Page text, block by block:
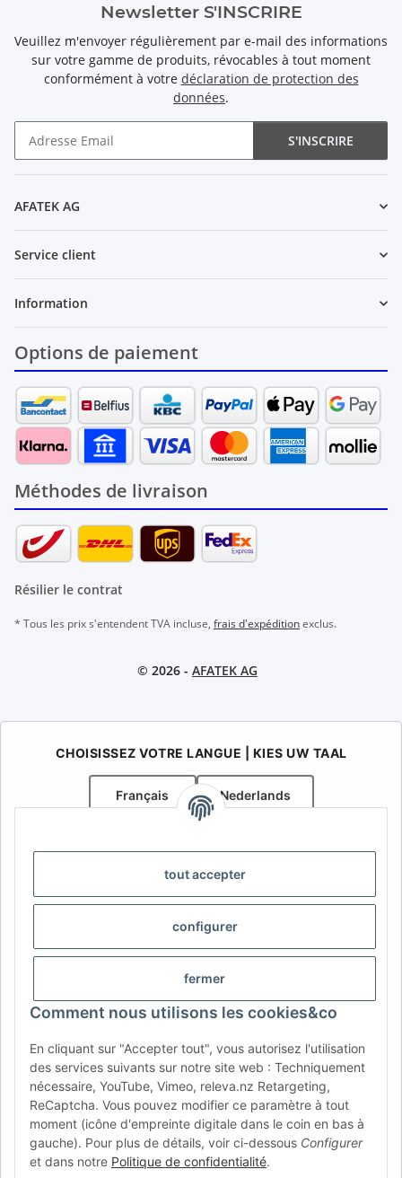
tout accepter
configurer
fermer
Comment nous utilisons les cookies&co
En cliquant sur "Accepter tout", vous autorisez l'utilisation
des services suivants sur notre site web : Techniquement
nécessaire, YouTube, Vimeo, releva.nz Retargeting,
ReCaptcha. Vous pouvez modifier ce paramètre à tout
moment (icône d'empreinte digitale dans le coin en bas à
gauche). Pour plus de détails, voir ci-dessous Configurer
et dans notre Politique de confidentialité.
Newsletter S'INSCRIRE
Veuillez m'envoyer régulièrement par e-mail des informations
sur votre gamme de produits, révocables à tout moment
conformément à votre déclaration de protection des
données.
S'INSCRIRE
AFATEK AG
Service client
Information
Options de paiement
Méthodes de livraison
Résilier le contrat
* Tous les prix s'entendent TVA incluse, frais d'expéditionexclus.
© 2026 - AFATEK AG
CHOISISSEZ VOTRE LANGUE | KIES UW TAAL
Français Nederlands
specialist in onderdelen voor aanhangwagens
Contact:info@afatek.com
AFATEK INTERNATIONAL – SELECT REGION & LANGUAGE |
CHOISIR LA RÉGION ET LA LANGUE | SELECCIONAR REGIÓN E
CH (IT) BE (NL) BE (FR) NL
FR IT ES DK PL
UK NZ USA MX PT
SE FI CZ HU SK